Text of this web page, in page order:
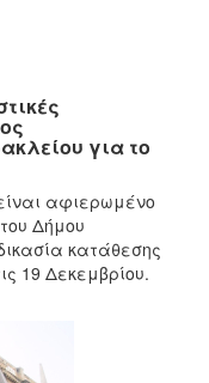
για το
αφιερωμένο
Δήμου
κατάθεσης
19 Δεκεμβρίου.